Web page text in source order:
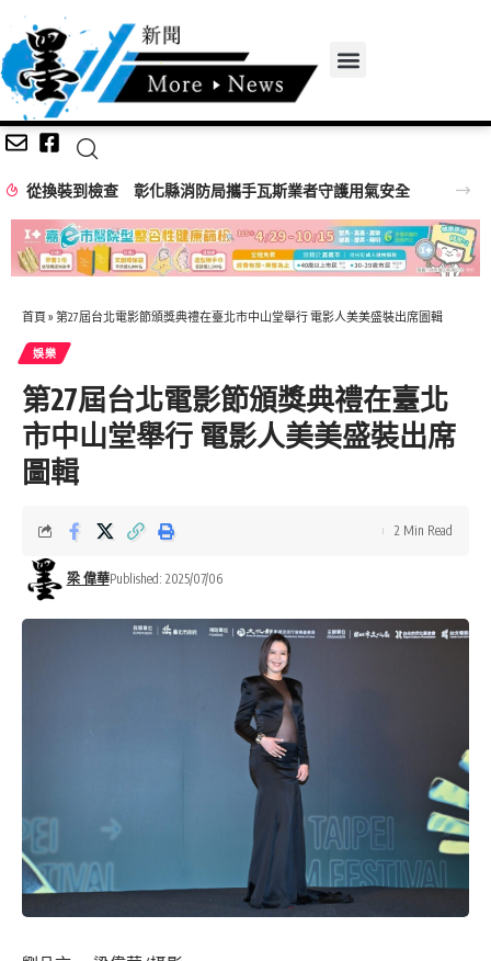
消防局攜手瓦斯業者守護用氣安全
首頁 » 第27屆台北電影節頒獎典禮在臺北市中山堂舉行 電影人美美盛裝出席圖輯
娛樂
第27屆台北電影節頒獎典禮在臺北
市中山堂舉行 電影人美美盛裝出席
圖輯
梁 偉華Published: 2025/07/06
2 Min Read